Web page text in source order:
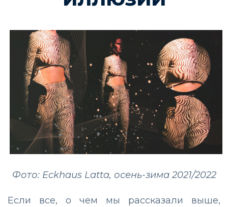
Фото: Eckhaus Latta, осень-зима 2021/2022
Если все, о чем мы рассказали выше,